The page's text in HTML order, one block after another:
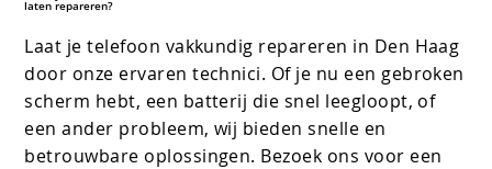
laten repareren?
Laat je telefoon vakkundig repareren in Den Haag
door onze ervaren technici. Of je nu een gebroken
scherm hebt, een batterij die snel leegloopt, of
een ander probleem, wij bieden snelle en
betrouwbare oplossingen. Bezoek ons voor een